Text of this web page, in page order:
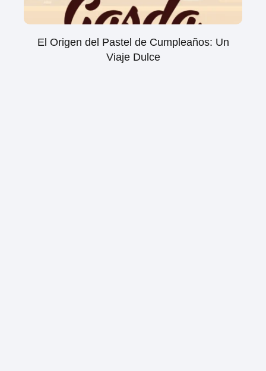
El Origen del Pastel de Cumpleaños: Un
Viaje Dulce